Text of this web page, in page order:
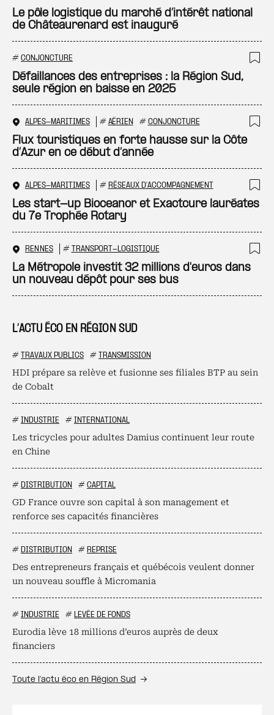
L’ACTU ÉCO EN RÉGION SUD
# TRAVAUX PUBLICS # TRANSMISSION
HDI prépare sa relève et fusionne ses filiales BTP au sein
de Cobalt
# INDUSTRIE # INTERNATIONAL
Les tricycles pour adultes Damius continuent leur route
en Chine
# DISTRIBUTION # CAPITAL
GD France ouvre son capital à son management et
renforce ses capacités financières
# DISTRIBUTION # REPRISE
Des entrepreneurs français et québécois veulent donner
un nouveau souffle à Micromania
# INDUSTRIE # LEVÉE DE FONDS
Eurodia lève 18 millions d’euros auprès de deux
financiers
Toute l’actu éco en Région Sud
Le pôle logistique du marché d’intérêt national
de Châteaurenard est inauguré
# CONJONCTURE
Défaillances des entreprises : la Région Sud,
seule région en baisse en 2025
ALPES-MARITIMES # AÉRIEN # CONJONCTURE
Flux touristiques en forte hausse sur la Côte
d’Azur en ce début d’année
ALPES-MARITIMES # RÉSEAUX D'ACCOMPAGNEMENT
Les start-up Bioceanor et Exactcure lauréates
du 7e Trophée Rotary
RENNES # TRANSPORT-LOGISTIQUE
La Métropole investit 32 millions d'euros dans
un nouveau dépôt pour ses bus